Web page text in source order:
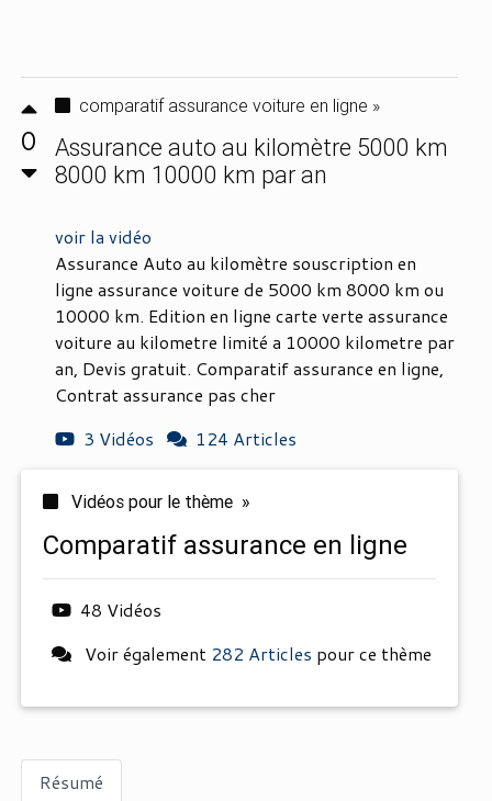
0
comparatif assurance voiture en ligne »
Assurance auto au kilomètre 5000 km
8000 km 10000 km par an
voir la vidéo
Assurance Auto au kilomètre souscription en
ligne assurance voiture de 5000 km 8000 km ou
10000 km. Edition en ligne carte verte assurance
voiture au kilometre limité a 10000 kilometre par
an, Devis gratuit. Comparatif assurance en ligne,
Contrat assurance pas cher
3 Vidéos
124 Articles
Vidéos pour le thème »
comparatif assurance en ligne
48 Vidéos
Voir également 282 Articles pour ce thème
Résumé